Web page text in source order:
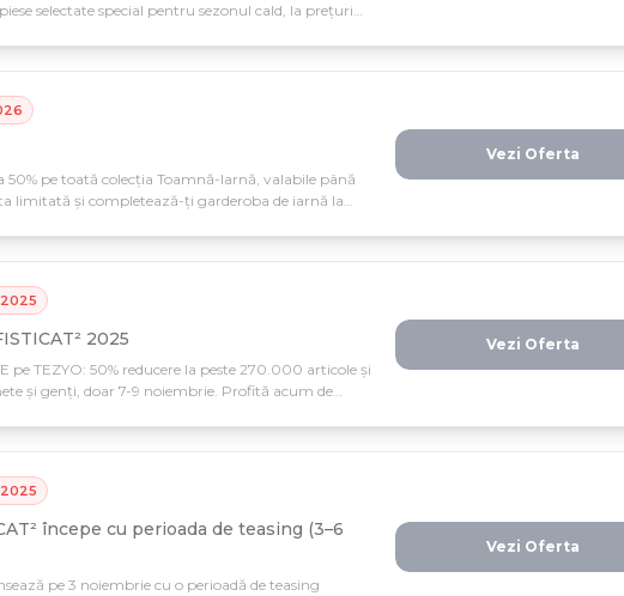
selectate special pentru sezonul cald, la prețuri
50% pe toată colecția Toamnă-Iarnă, valabile până
limitată și completează-ți garderoba de iarnă la
Vezi Oferta
2025
2025
pe TEZYO: 50% reducere la peste 270.000 articole și
și genți, doar 7-9 noiembrie. Profită acum de
Vezi Oferta
2025
începe cu perioada de teasing (3–6
pe 3 noiembrie cu o perioadă de teasing
Vezi Oferta